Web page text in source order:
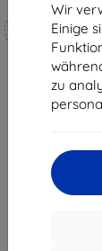
Wir
Einige
zu
vom